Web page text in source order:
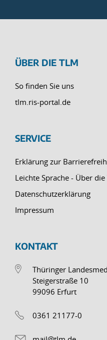
ÜBER DIE TLM
So finden Sie uns
tlm.ris-portal.de
SERVICE
Erklärung zur
Leichte Sprache - Über die
Datenschutzerklärung
Impressum
KONTAKT
Thüringer
Steigerstraße 10
99096 Erfurt
0361 21177-0